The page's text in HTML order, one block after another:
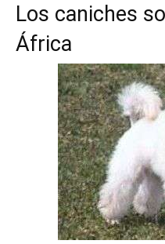
Los caniches
África